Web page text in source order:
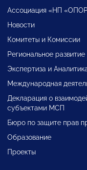
Ассоциация «НП
Новости
Комитеты и Комиссии
Региональное развитие
Экспертиза и
Международная
Декларация о
субъектами МСП
Бюро по защите прав
Образование
Проекты